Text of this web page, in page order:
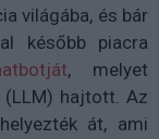
világába, és bár
később piacra
, melyet
(LLM) hajtott. Az
helyezték át, ami